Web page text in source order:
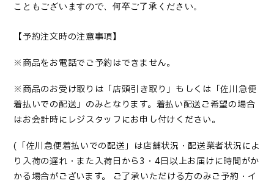
こともございますので、何卒ご了承ください。
【予約注文時の注意事項】
※商品をお電話でご予約はできません。
※商品のお受け取りは「店頭引き取り」もしくは「佐川急便
着払いでの配送」のみとなります。着払い配送ご希望の場合
はお会計時にレジスタッフにお申し付けください。
( 「佐川急便着払いでの配送」は店舗状況・配送業者状況によ
り入荷の遅れ・また入荷日から3 ・ 4日以上お届けに時間がか
かる場合がございます。 ご了承いただける方のみご予約・イ